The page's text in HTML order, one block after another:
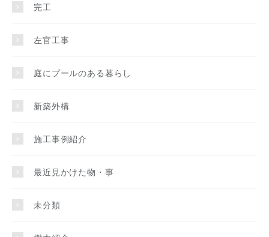
完工
左官工事
庭にプールのある暮らし
新築外構
施工事例紹介
最近見かけた物・事
未分類